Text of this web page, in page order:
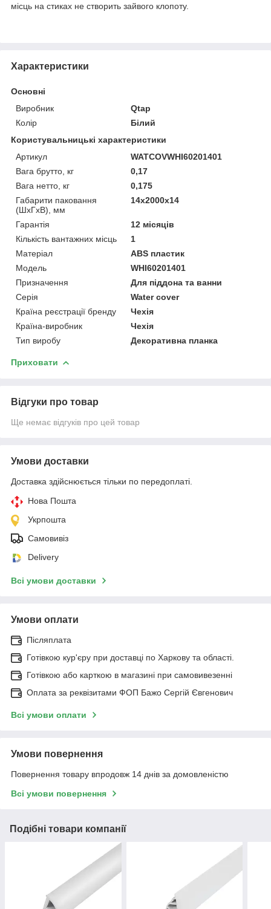
місць на стиках не створить зайвого клопоту.
Характеристики
Основні
Виробник
Qtap
Колір
Білий
Користувальницькі характеристики
Артикул
WATCOVWHI60201401
Вага брутто, кг
0,17
Вага нетто, кг
0,175
Габарити паковання
(ШхГхВ), мм
14х2000х14
Гарантія
12 місяців
Кількість вантажних місць
1
Матеріал
ABS пластик
Мoдель
WHI60201401
Призначення
Для піддона та ванни
Серія
Water cover
Країна реєстрації бренду
Чехія
Країна-виробник
Чехія
Тип виробу
Декоративна планка
Приховати
Відгуки про товар
Ще немає відгуків про цей товар
Умови доставки
Доставка здійснюється тільки по передоплаті.
Нова Пошта
Укрпошта
Самовивіз
Delivery
Всі умови доставки
Умови оплати
Післяплата
Готівкою кур'єру при доставці по Харкову та області.
Готівкою або карткою в магазині при самовивезенні
Оплата за реквізитами ФОП Бажо Сергій Євгенович
Всі умови оплати
Умови повернення
Повернення товару впродовж 14 днів за домовленістю
Всі умови повернення
Подібні товари компанії